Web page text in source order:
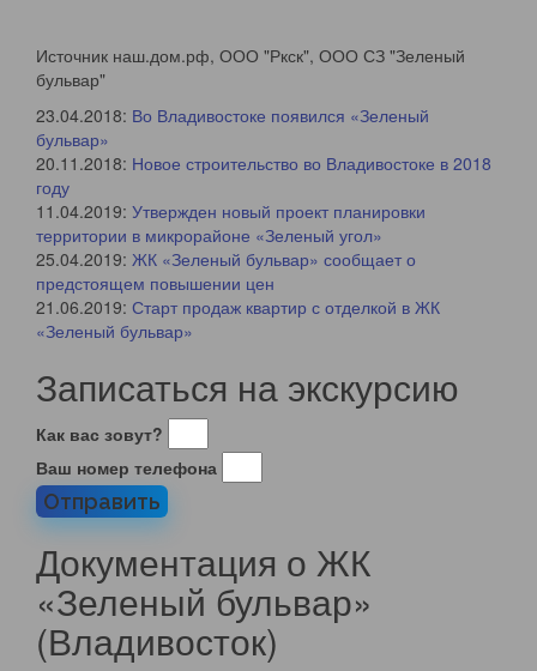
Дом №3
Дом №3
Дом №3
Дом №3
Дом №3
Дом №3
08.10.2019
Дом №3
Источник наш.дом.рф, ООО "Ркск", ООО СЗ "Зеленый
бульвар"
23.04.2018: Во Владивостоке появился «Зеленый
бульвар»
20.11.2018: Новое строительство во Владивостоке в 2018
году
11.04.2019: Утвержден новый проект планировки
территории в микрорайоне «Зеленый угол»
25.04.2019: ЖК «Зеленый бульвар» сообщает о
предстоящем повышении цен
21.06.2019: Старт продаж квартир с отделкой в ЖК
«Зеленый бульвар»
Записаться на экскурсию
Как вас зовут?
Ваш номер телефона
Отправить
Документация о ЖК
«Зеленый бульвар»
(Владивосток)